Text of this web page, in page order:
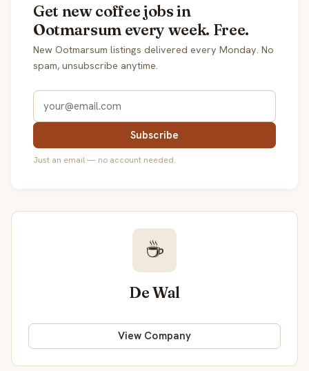
Get new coffee jobs in
Ootmarsum every week. Free.
New Ootmarsum listings delivered every Monday. No
spam, unsubscribe anytime.
Subscribe
Just an email — no account needed.
☕
De Wal
View Company